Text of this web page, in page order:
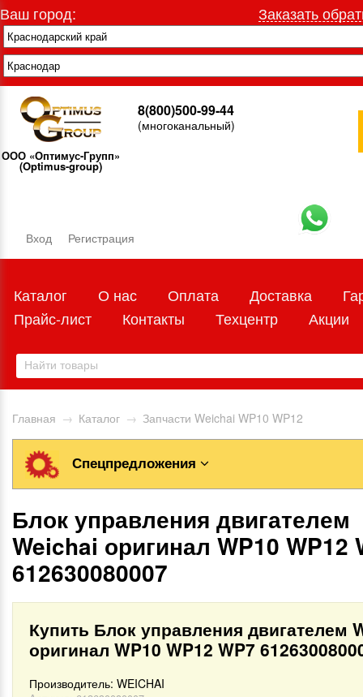
Ваш город: Заказать
ООО «Оптимус-Групп»
(Optimus-group)
8(800)500-99-44
(многоканальный)
Вход Регистрация
Каталог О нас Оплата Доставка
Прайс-лист
Контакты Техцентр Акции
Главная → Каталог → Запчасти Weichai WP10 WP12
Спецпредложения
Блок управления двигателем
Weichai оригинал WP10 WP12
612630080007
Купить Блок управления двигателем
оригинал WP10 WP12 WP7
Производитель: WEICHAI